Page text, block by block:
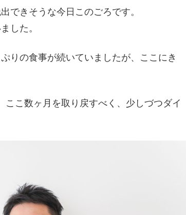
できそうな今日このごろです。
した。
りの食事が続いていましたが、ここにき
こ数ヶ月を取り戻すべく、少しづつダイ